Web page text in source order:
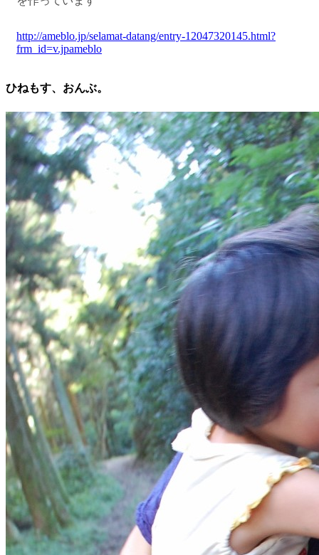
http://ameblo.jp/selamat-datang/entry-12047320145.html?
frm_id=v.jpameblo
ひねもす、おんぶ。